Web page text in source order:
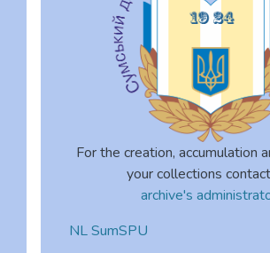
For the creation, accumulation
your collections
archive's
NL SumSPU